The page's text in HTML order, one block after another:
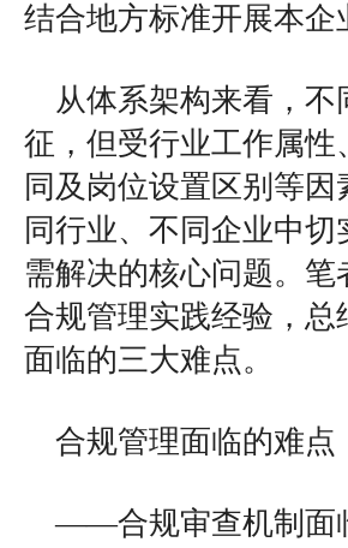
结合地方标准开展本
从体系架构来看，
征，但受行业工作属
同及岗位设置区别等
同行业、不同企业中
需解决的核心问题。
合规管理实践经验，
面临的三大难点。
合规管理面临的难点
——合规审查机制面